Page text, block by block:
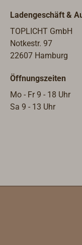
oder
Ladengeschäft &
TOPLICHT GmbH
Notkestr. 97
22607 Hamburg
Öffnungszeiten
Mo - Fr 9 - 18 Uhr
Sa 9 - 13 Uhr